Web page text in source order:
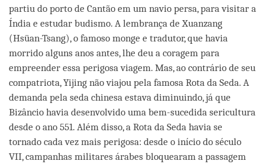
partiu do porto de Cantão em um navio persa, para visitar a
Índia e estudar budismo. A lembrança de Xuanzang
(Hsüan-Tsang), o famoso monge e tradutor, que havia
morrido alguns anos antes, lhe deu a coragem para
empreender essa perigosa viagem. Mas, ao contrário de seu
compatriota, Yijing não viajou pela famosa Rota da Seda. A
demanda pela seda chinesa estava diminuindo, já que
Bizâncio havia desenvolvido uma bem-sucedida sericultura
desde o ano 551. Além disso, a Rota da Seda havia se
tornado cada vez mais perigosa: desde o início do século
VII, campanhas militares árabes bloquearam a passagem